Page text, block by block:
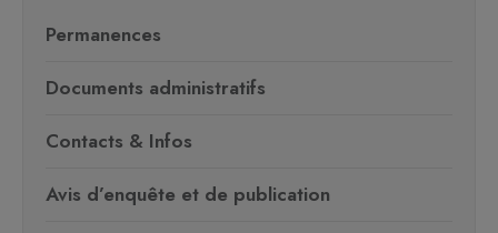
Permanences
Documents administratifs
Contacts & Infos
Avis d’enquête et de publication